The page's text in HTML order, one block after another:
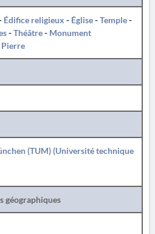
Édifice religieux - Église-Temple-
-Théâtre- Monument
Pierre
(TUM) (Université technique
géographiques